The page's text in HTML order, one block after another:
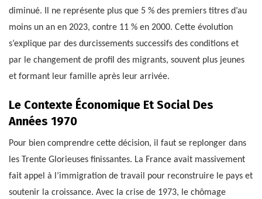
diminué. Il ne représente plus que 5 % des premiers titres d’au
moins un an en 2023, contre 11 % en 2000. Cette évolution
s’explique par des durcissements successifs des conditions et
par le changement de profil des migrants, souvent plus jeunes
et formant leur famille après leur arrivée.
Le Contexte Économique Et Social Des
Années 1970
Pour bien comprendre cette décision, il faut se replonger dans
les Trente Glorieuses finissantes. La France avait massivement
fait appel à l’immigration de travail pour reconstruire le pays et
soutenir la croissance. Avec la crise de 1973, le chômage